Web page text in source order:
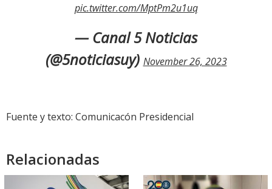
pic.twitter.com/MptPm2u1uq
— Canal 5 Noticias
(@5noticiasuy) November 26, 2023
Fuente y texto: Comunicacón Presidencial
Relacionadas